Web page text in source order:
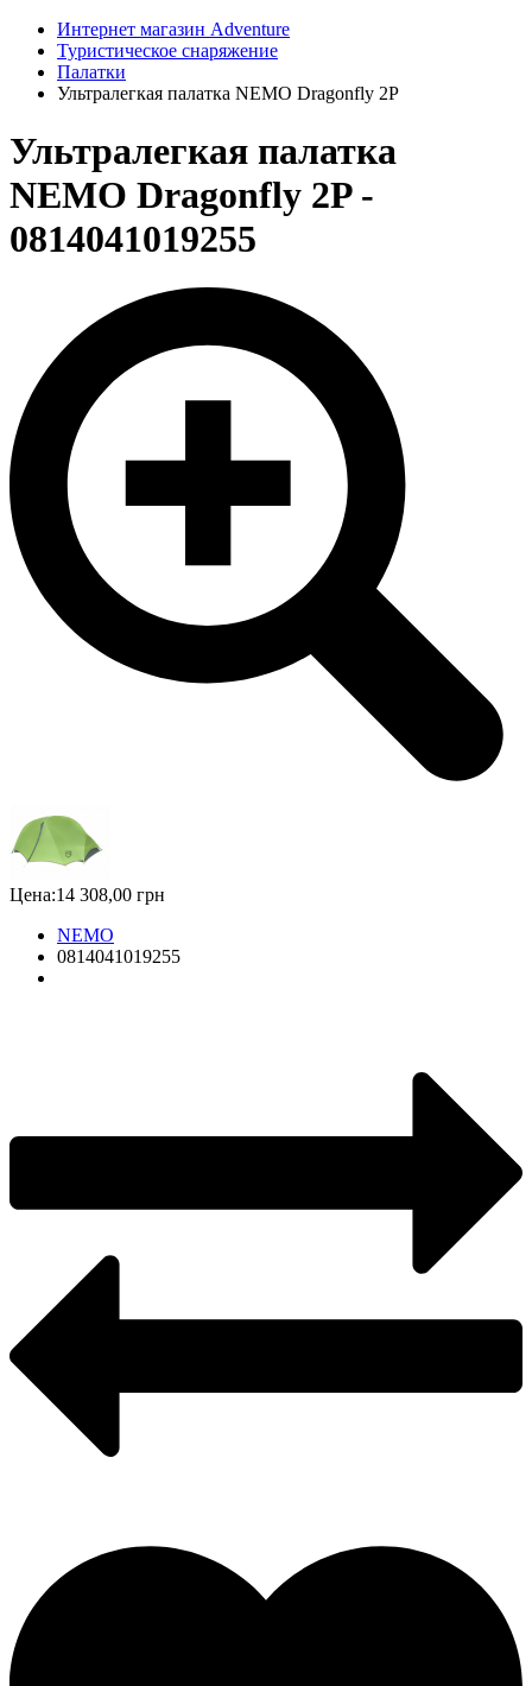
Интернет магазин Adventure
Туристическое снаряжение
Палатки
Ультралегкая палатка NEMO Dragonfly 2P
Ультралегкая палатка
NEMO Dragonfly 2P -
0814041019255
Цена:14 308,00 грн
NEMO
0814041019255